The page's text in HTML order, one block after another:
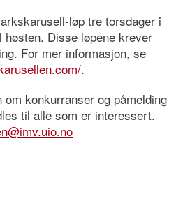
løp tre torsdager i
Disse løpene krever
For mer informasjon, se
.
konkurranser og påmelding
til alle som er interessert.